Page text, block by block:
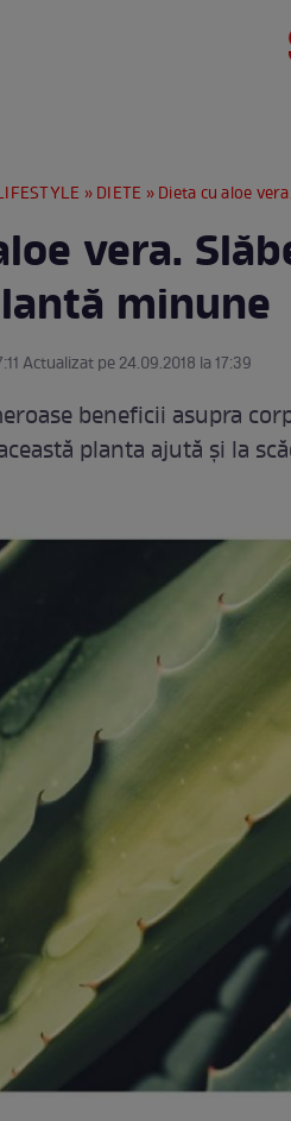
»DIETE » Dieta cu aloe
vera.
minune
Actualizat pe 24.09.2018 la 17:39
beneficii asupra
planta ajută şi la